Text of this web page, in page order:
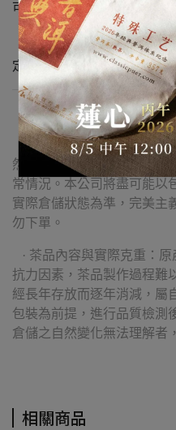
可選規格：
· 25g 茶樣
· 357g / 餅（附圓餅盒*1）
定製出品：石昆牧經典茶文
【購買須知】
· 茶品外包裝：因倉儲環
然陳化之輕微破損、茶漬斑
常情況。本公司將盡可能以
實際倉儲狀態為準，完美主
勿下單。
· 茶品內容與實際克重：
抗力因素，茶品製作過程難
經長年存放而逐年消減，屬
包裝為前提，進行品質檢測
倉儲之自然變化無法理解者
相關商品